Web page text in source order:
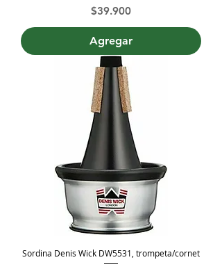
Precio
$39.900
Agregar
Sordina Denis Wick DW5531, trompeta/cornet